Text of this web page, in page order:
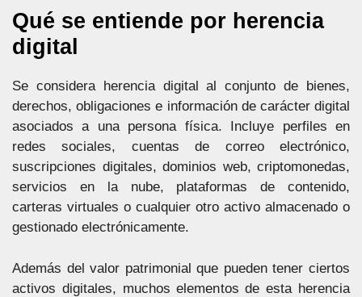
Qué se entiende por herencia
digital
Se considera herencia digital al conjunto de bienes,
derechos, obligaciones e información de carácter digital
asociados a una persona física. Incluye perfiles en
redes sociales, cuentas de correo electrónico,
suscripciones digitales, dominios web, criptomonedas,
servicios en la nube, plataformas de contenido,
carteras virtuales o cualquier otro activo almacenado o
gestionado electrónicamente.
Además del valor patrimonial que pueden tener ciertos
activos digitales, muchos elementos de esta herencia